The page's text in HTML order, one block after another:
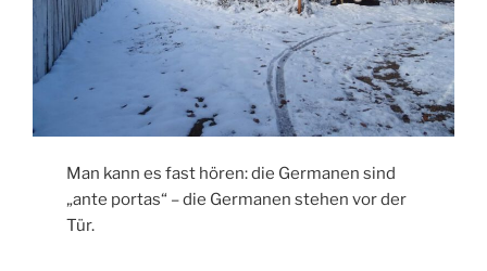
Man kann es fast hören: die Germanen sind
„ante portas“ – die Germanen stehen vor der
Tür.